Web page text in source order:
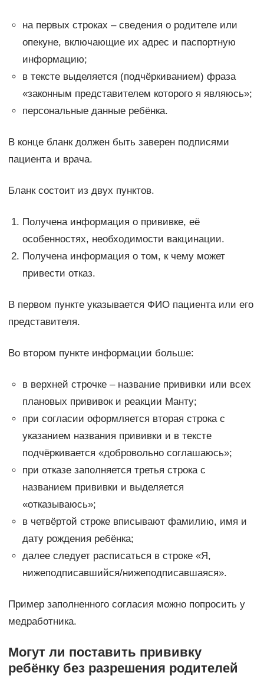
на первых строках – сведения о родителе или
опекуне, включающие их адрес и паспортную
информацию;
в тексте выделяется (подчёркиванием) фраза
«законным представителем которого я являюсь»;
персональные данные ребёнка.
В конце бланк должен быть заверен подписями
пациента и врача.
Бланк состоит из двух пунктов.
Получена информация о прививке, её
особенностях, необходимости вакцинации.
Получена информация о том, к чему может
привести отказ.
В первом пункте указывается ФИО пациента или его
представителя.
Во втором пункте информации больше:
в верхней строчке – название прививки или всех
плановых прививок и реакции Манту;
при согласии оформляется вторая строка с
указанием названия прививки и в тексте
подчёркивается «добровольно соглашаюсь»;
при отказе заполняется третья строка с
названием прививки и выделяется
«отказываюсь»;
в четвёртой строке вписывают фамилию, имя и
дату рождения ребёнка;
далее следует расписаться в строке «Я,
нижеподписавшийся/нижеподписавшаяся».
Пример заполненного согласия можно попросить у
медработника.
Могут ли поставить прививку
ребёнку без разрешения родителей